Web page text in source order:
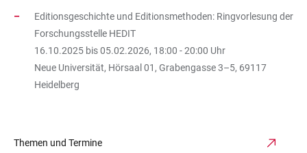
Editionsgeschichte und Editionsmethoden: Ringvorlesung der
Forschungsstelle HEDIT
16.10.2025 bis 05.02.2026, 18:00 - 20:00 Uhr
Neue Universität, Hörsaal 01, Grabengasse 3–5, 69117
Heidelberg
Themen und Termine